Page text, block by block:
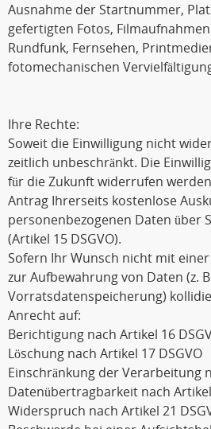
Ausnahme der Startnummer,
gefertigten Fotos,
Rundfunk, Fernsehen,
fotomechanischen
Ihre Rechte:
Soweit die Einwilligung nicht
zeitlich unbeschränkt. Die
für die Zukunft widerrufen
Antrag Ihrerseits kostenlose
personenbezogenen Daten über
(Artikel 15 DSGVO).
Sofern Ihr Wunsch nicht mit
zur Aufbewahrung von Daten (z.
Vorratsdatenspeicherung)
Anrecht auf:
Berichtigung nach Artikel 16
Löschung nach Artikel 17 DSGVO
Einschränkung der Verarbeitung
Datenübertragbarkeit nach Artikel
Widerspruch nach Artikel 21